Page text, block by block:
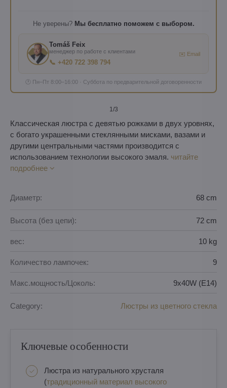
Не уверены? Мы бесплатно поможем с выбором.
Tomáš Feix
менеджер по работе с клиентами
📞 +420 722 398 794
✉️ Email
🕐 Пн–Пт 8:00–16:00 · Суббота по предварительной договоренности
1/3
Классическая люстра с девятью рожками в двух уровнях,
с богато украшенными стеклянными мисками, вазами и
другими центральными частями производится с
использованием технологии высокого эмаля. читайте
подробнее
Диаметр: 68 cm
Высота (без цепи): 72 cm
вес: 10 kg
Количество лампочек: 9
Макс.мощность/Цоколь: 9x40W (E14)
Category: Люстры из цветного стекла
Ключевые особенности
Люстра из натурального хрусталя
(традиционный материал высокого